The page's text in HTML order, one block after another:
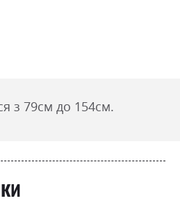
з 79см до 154см.